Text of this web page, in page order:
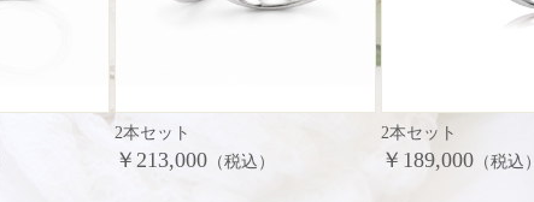
2本セット
￥213,000（税込）
2本セット
￥189,000 （税込）